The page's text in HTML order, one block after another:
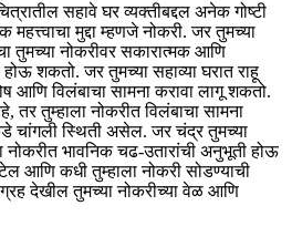
सहावे घर व्यक्तीबद्दल अनेक गोष्टी
मुद्दा म्हणजे नोकरी. जर तुमच्या
तुमच्या नोकरीवर सकारात्मक आणि
होऊ शकतो. जर तुमच्या सहाव्या घरात राहू
आणि विलंबाचा सामना करावा लागू शकतो.
तर तुम्हाला नोकरीत विलंबाचा सामना
चांगली स्थिती असेल. जर चंद्र तुमच्या
नोकरीत भावनिक चढ-उतारांची अनुभूती होऊ
आणि कधी तुम्हाला नोकरी सोडण्याची
देखील तुमच्या नोकरीच्या वेळ आणि